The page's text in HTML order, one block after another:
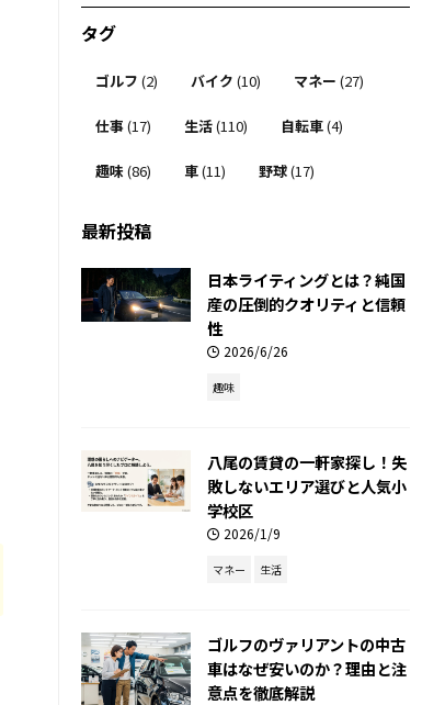
タグ
ゴルフ (2) バイク (10) マネー (27)
仕事(17) 生活(110) 自転車(4)
趣味 (86) 車(11) 野球(17)
最新投稿
日本ライティングとは？純国
産の圧倒的クオリティと信頼
性
2026/6/26
趣味
八尾の賃貸の一軒家探し！失
敗しないエリア選びと人気小
学校区
2026/1/9
マネー 生活
ゴルフのヴァリアントの中古
車はなぜ安いのか？理由と注
意点を徹底解説